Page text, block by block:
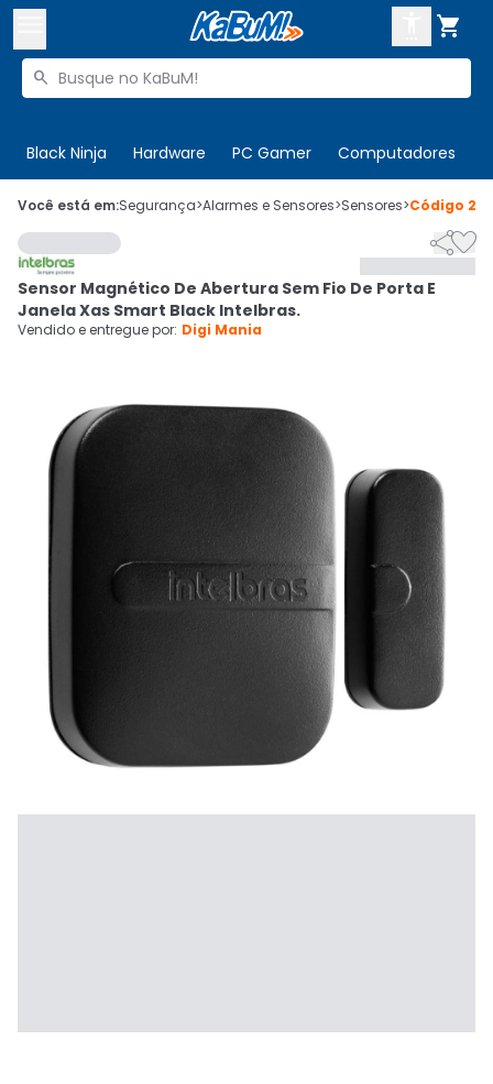

Buscar produtos

Black Ninja Hardware PC Gamer Computadores
 Olá. Acesse sua conta
 Departamentos
Cupons
CADASTRE-SE
Você está em:Segurança>Alarmes e Sensores>Sensores>Código

Sensor Magnético De Abertura Sem Fio De Porta E
Janela Xas Smart Black Intelbras.
Vendido e entregue por: Digi Mania